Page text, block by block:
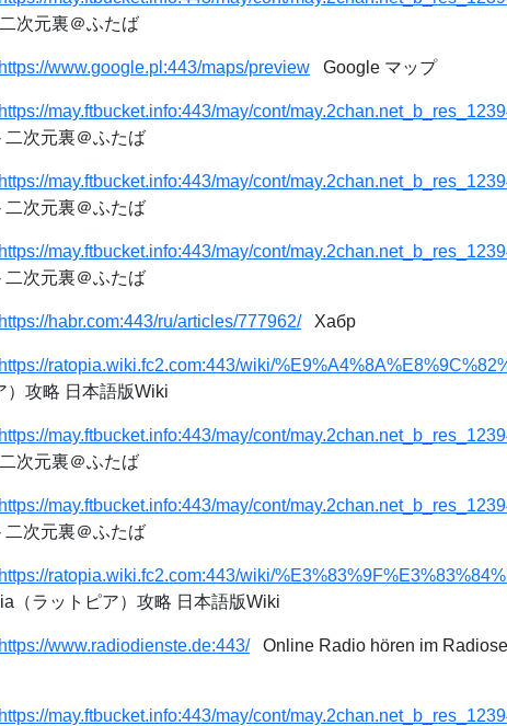
次元裏＠ふたば
https://www.google.pl:443/maps/preview Google マップ
https://may.ftbucket.info:443/may/cont/
二次元裏＠ふたば
https://may.ftbucket.info:443/may/cont/
二次元裏＠ふたば
https://may.ftbucket.info:443/may/cont/
二次元裏＠ふたば
https://habr.com:443/ru/articles/777962/Хабр
https://ratopia.wiki.fc2.com:443/wiki/
）攻略 日本語版Wiki
https://may.ftbucket.info:443/may/cont/
次元裏＠ふたば
https://may.ftbucket.info:443/may/cont/
二次元裏＠ふたば
https://ratopia.wiki.fc2.com:443/wiki/
（ラットピア）攻略 日本語版Wiki
https://www.radiodienste.de:443/Online Radio hören im
https://may.ftbucket.info:443/may/cont/